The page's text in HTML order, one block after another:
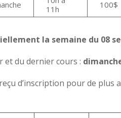
11h
100$
la semaine du 08
et du dernier cours :
d’inscription pour de plus